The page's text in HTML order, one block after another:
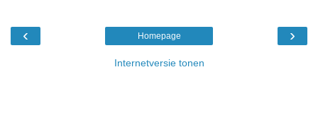
‹ ›
Homepage
Internetversie tonen